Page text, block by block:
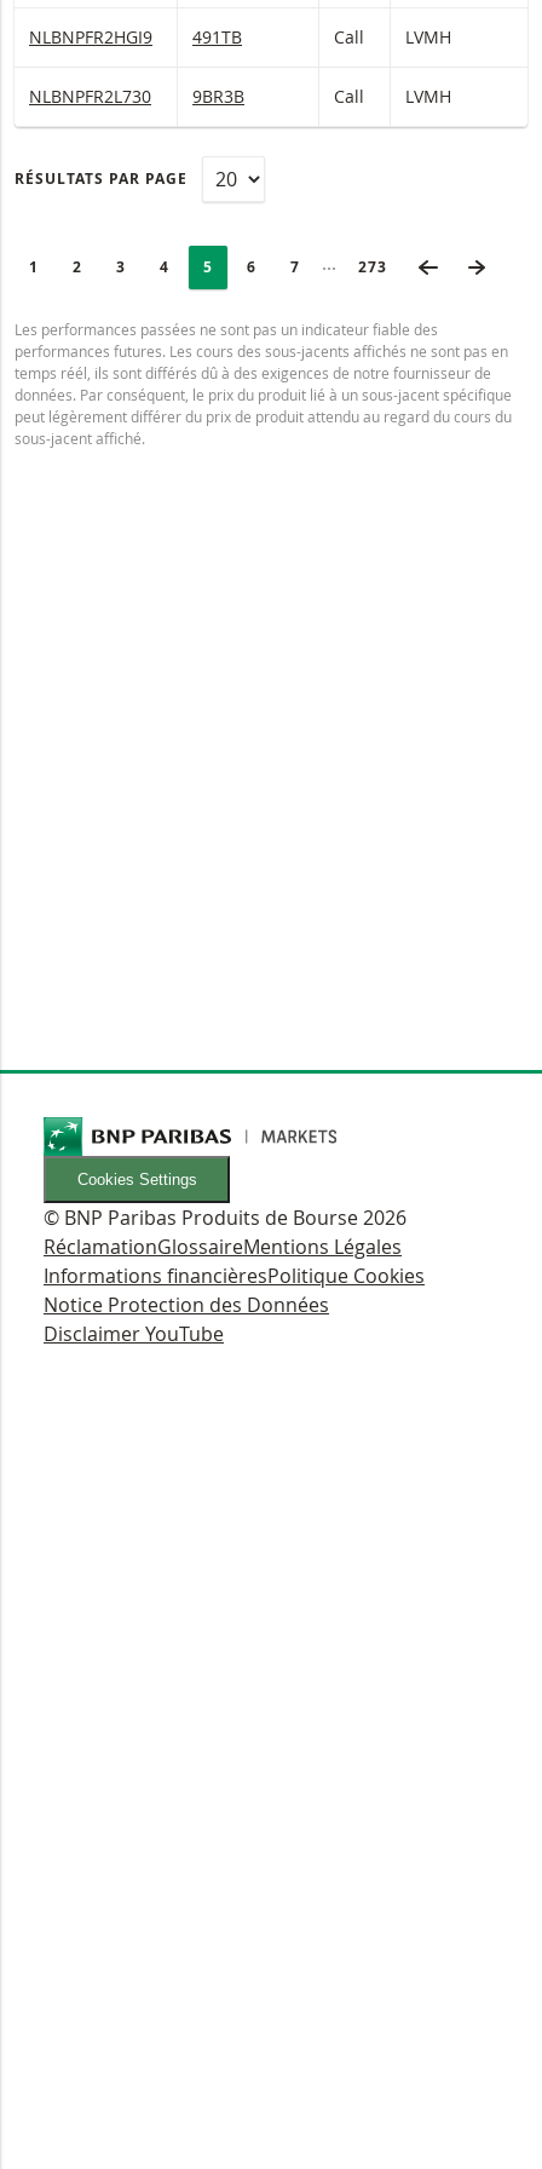
LVMH Warrants Call Avec barrière désactivante 600 et levier ―
NLBNPFR2HGI9 491TB Call LVMH
LVMH Warrants Call Avec barrière désactivante 525 et levier ―
NLBNPFR2L730 9BR3B Call LVMH
RÉSULTATS PAR PAGE
PAGE
1 PAGE
2 PAGE
3 PAGE
4 Selected:
PAGE
5 PAGE
6 PAGE
7 Collapsed pages
DERNIÈRE PAGE
273 PAGE
Les performances passées ne sont pas un indicateur fiable des
performances futures. Les cours des sous-jacents affichés ne sont pas en
temps réél, ils sont différés dû à des exigences de notre fournisseur de
données. Par conséquent, le prix du produit lié à un sous-jacent spécifique
peut légèrement différer du prix de produit attendu au regard du cours du
sous-jacent affiché.
Cookies Settings
© BNP Paribas Produits de Bourse 2026
RéclamationGlossaireMentions Légales
Informations financièresPolitique Cookies
Notice Protection des Données
Disclaimer YouTube